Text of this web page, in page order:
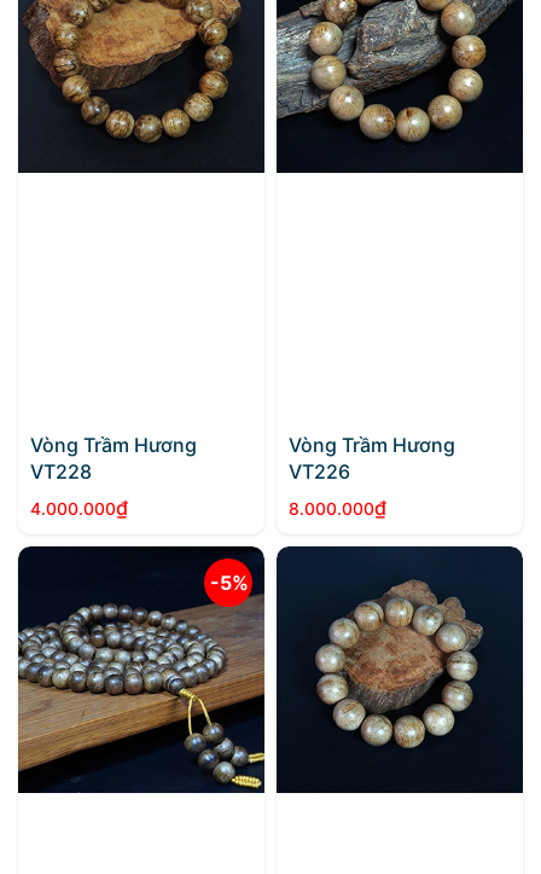
3.200.000₫.
Vòng Trầm Hương
VT228
4.000.000₫
Vòng Trầm Hương
VT226
8.000.000₫
-5%